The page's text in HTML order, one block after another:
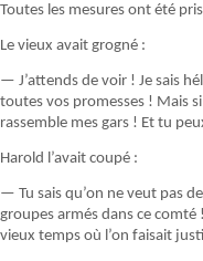
Toutes les mesures ont été
Le vieux avait grogné :
— J’attends de voir ! Je sais
toutes vos promesses ! Mais
rassemble mes gars ! Et tu
Harold l’avait coupé :
— Tu sais qu’on ne veut pas
groupes armés dans ce
vieux temps où l’on faisait